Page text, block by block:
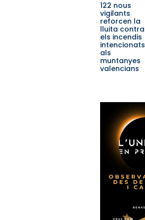
122 nous
vigilants
reforcen la
lluita contra
els incendis
intencionats
als
muntanyes
valencians